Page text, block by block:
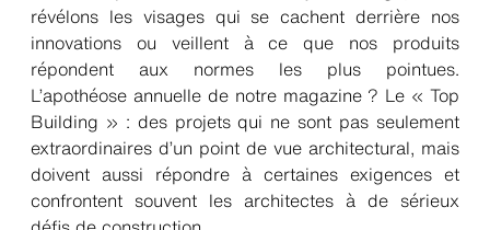
révélons les visages qui se cachent derrière nos
innovations ou veillent à ce que nos produits
répondent aux normes les plus pointues.
L’apothéose annuelle de notre magazine ? Le « Top
Building » : des projets qui ne sont pas seulement
extraordinaires d’un point de vue architectural, mais
doivent aussi répondre à certaines exigences et
confrontent souvent les architectes à de sérieux